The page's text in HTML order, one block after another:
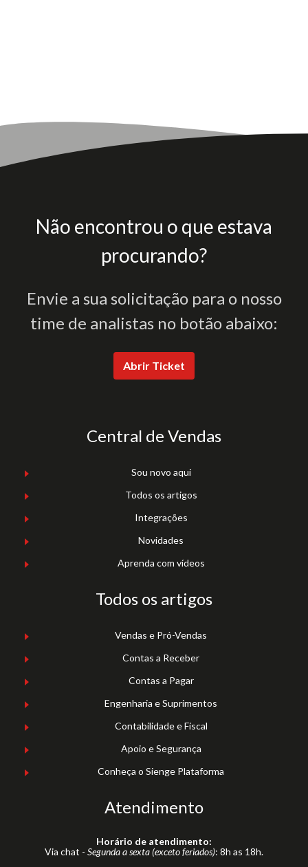
Não encontrou o que estava
procurando?
Envie a sua solicitação para o nosso
time de analistas no botão abaixo:
Abrir Ticket
Central de Vendas
Sou novo aqui
Todos os artigos
Integrações
Novidades
Aprenda com vídeos
Todos os artigos
Vendas e Pró-Vendas
Contas a Receber
Contas a Pagar
Engenharia e Suprimentos
Contabilidade e Fiscal
Apoio e Segurança
Conheça o Sienge Plataforma
Atendimento
Horário de atendimento:
Via chat - Segunda a sexta (exceto feriados): 8h as 18h.